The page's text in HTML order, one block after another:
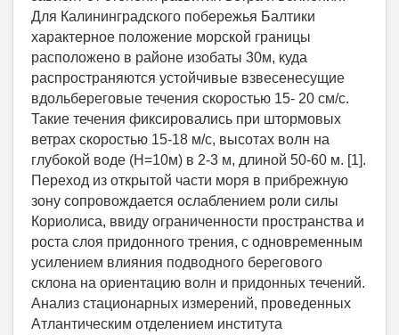
Для Калининградского побережья Балтики
характерное положение морской границы
расположено в районе изобаты 30м, куда
распространяются устойчивые взвесенесущие
вдольбереговые течения скоростью 15- 20 см/с.
Такие течения фиксировались при штормовых
ветрах скоростью 15-18 м/с, высотах волн на
глубокой воде (Н=10м) в 2-3 м, длиной 50-60 м. [1].
Переход из открытой части моря в прибрежную
зону сопровождается ослаблением роли силы
Кориолиса, ввиду ограниченности пространства и
роста слоя придонного трения, с одновременным
усилением влияния подводного берегового
склона на ориентацию волн и придонных течений.
Анализ стационарных измерений, проведенных
Атлантическим отделением института